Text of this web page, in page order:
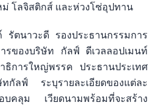
โลจิสติกส์ และห่วงโซ่อุปทาน
รัตนาวะดี รองประธานกรรมการ
รของบริษัท กัลฟ์ ดีเวลลอปเมนท์
การใหญ่พรรค ประธานประเทศ
กัลฟ์ ระบุรายละเอียดของแต่ละ
อบคลุม เวียดนามพร้อมที่จะสร้าง